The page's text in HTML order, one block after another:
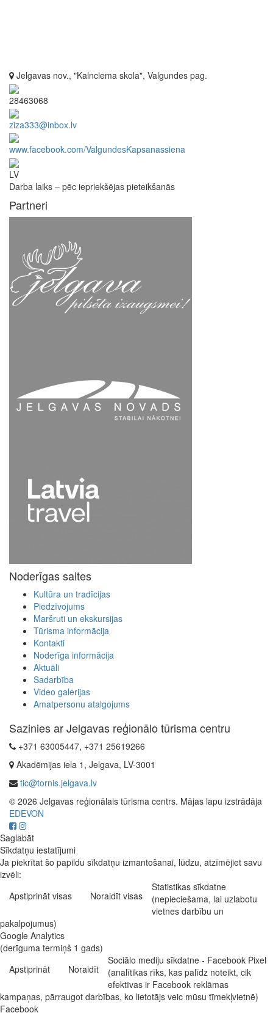
Jelgavas nov., "Kalnciema skola", Valgundes pag.
28463068
ziza333@inbox.lv
www.facebook.com/ValgundesKapsanassiena
LV
Darba laiks – pēc iepriekšējas pieteikšanās
Partneri
Noderīgas saites
Kultūra un tradīcijas
Piedzīvojums
Maršruti un ekskursijas
Tūrisma informācija
Kontakti
Noderīga informācija
Aktuāli
Sadarbība
Video galerijas
Amatpersonu atalgojums
Sazinies ar Jelgavas reģionālo tūrisma centru
+371 63005447, +371 25619266
Akadēmijas iela 1, Jelgava, LV-3001
tic@tornis.jelgava.lv
© 2026 Jelgavas reģionālais tūrisma centrs. Mājas lapu izstrādāja
EDEVON
Saglabāt
Sīkdatņu iestatījumi
Ja piekrītat šo papildu sīkdatņu izmantošanai, lūdzu, atzīmējiet savu
izvēli:
Apstiprināt visas
Noraidīt visas
Statistikas sīkdatne
(nepieciešama, lai uzlabotu
vietnes darbību un
pakalpojumus)
Google Analytics
(derīguma termiņš 1 gads)
Apstiprināt
Noraidīt
Sociālo mediju sīkdatne - Facebook Pixel
(analītikas rīks, kas palīdz noteikt, cik
efektīvas ir Facebook reklāmas
kampaņas, pārraugot darbības, ko lietotājs veic mūsu tīmekļvietnē)
Facebook